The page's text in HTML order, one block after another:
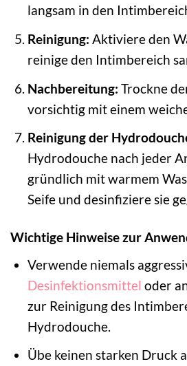
langsam in den
Reinigung: Aktiviere den
reinige den Intimbereich
Nachbereitung: Trockne
vorsichtig mit einem
Reinigung der
Hydrodouche nach jeder
gründlich mit warmem
Seife und desinfiziere sie
Wichtige Hinweise zur
Verwende niemals
Desinfektionsmittel oder
zur Reinigung des
Hydrodouche.
Übe keinen starken Druck